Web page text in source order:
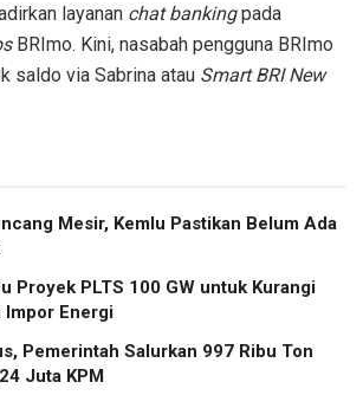
layanan chat bankingpada
BRImo. Kini, nasabah pengguna BRImo
saldo via Sabrina atau Smart BRI New
Mesir, Kemlu Pastikan Belum Ada
Proyek PLTS 100 GW untuk Kurangi
Impor Energi
Pemerintah Salurkan 997 Ribu Ton
Juta KPM